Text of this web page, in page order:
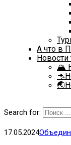
А что в
Новости
🏔️
Search for:
17.05.2024